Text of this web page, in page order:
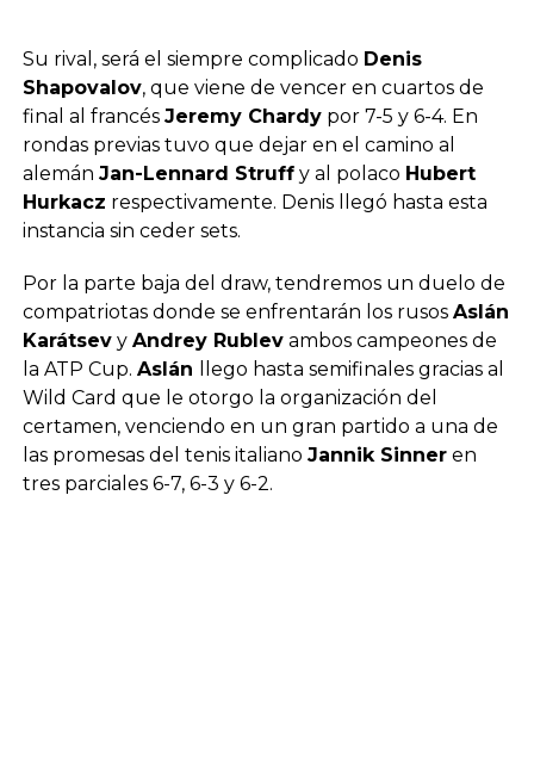
Su rival, será el siempre complicado Denis
Shapovalov, que viene de vencer en cuartos de
final al francés Jeremy Chardypor 7-5 y 6-4. En
rondas previas tuvo que dejar en el camino al
alemán Jan-Lennard Struffy al polaco Hubert
Hurkacz respectivamente. Denis llegó hasta esta
instancia sin ceder sets.
Por la parte baja del draw, tendremos un duelo de
compatriotas donde se enfrentarán los rusos Aslán
Karátsevy Andrey Rublevambos campeones de
la ATP Cup. Aslán
llego hasta semifinales gracias al
Wild Card que le otorgo la organización del
certamen, venciendo en un gran partido a una de
las promesas del tenis italiano Jannik Sinneren
tres parciales 6-7, 6-3 y 6-2.